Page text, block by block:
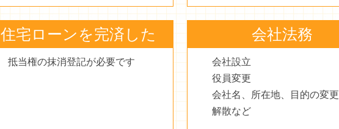
住宅ローンを完済した
抵当権の抹消登記が必要です
会社法務
会社設立
役員変更
会社名、所在地、目的の変更
解散など